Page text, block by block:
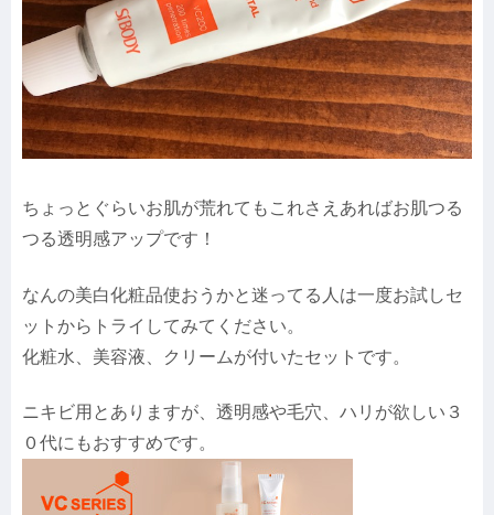
ちょっとぐらいお肌が荒れてもこれさえあればお肌つる
つる透明感アップです！
なんの美白化粧品使おうかと迷ってる人は一度お試しセ
ットからトライしてみてください。
化粧水、美容液、クリームが付いたセットです。
ニキビ用とありますが、透明感や毛穴、ハリが欲しい３
０代にもおすすめです。